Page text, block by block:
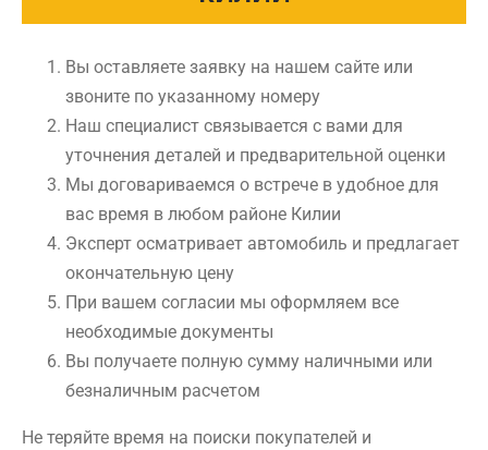
Вы оставляете заявку на нашем сайте или
звоните по указанному номеру
Наш специалист связывается с вами для
уточнения деталей и предварительной оценки
Мы договариваемся о встрече в удобное для
вас время в любом районе Килии
Эксперт осматривает автомобиль и предлагает
окончательную цену
При вашем согласии мы оформляем все
необходимые документы
Вы получаете полную сумму наличными или
безналичным расчетом
Не теряйте время на поиски покупателей и